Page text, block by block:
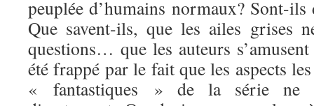
peuplée d’humains normaux? Sont-
Que savent-ils, que les ailes grises
questions… que les auteurs
été frappé par le fait que les aspects
« fantastiques » de la série ne